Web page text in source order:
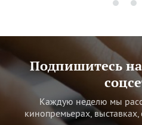
Подпишитесь
Каждую неделю мы
кинопремьерах, выставках,